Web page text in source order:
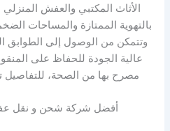
الأثاث المكتبي والعفش
بالتهوية الممتازة والمساحات
وتتمكن من الوصول إلى الطوابق
عالية الجودة للحفاظ على
مصرح بها من الصحة، للتفاصيل
أفضل شركة شحن و نقل